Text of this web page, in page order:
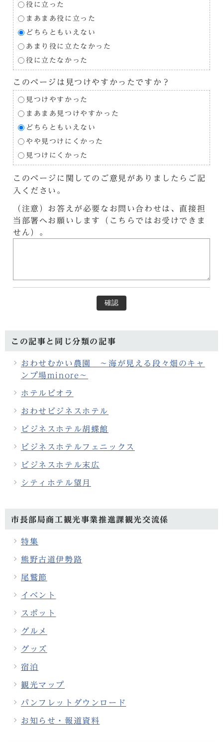
役に立った
まあまあ役に立った
どちらともいえない
あまり役に立たなかった
役に立たなかった
このページは見つけやすかったですか？
見つけやすかった
まあまあ見つけやすかった
どちらともいえない
やや見つけにくかった
見つけにくかった
このページに関してのご意見がありましたらご記
入ください。
（注意）お答えが必要なお問い合わせは、直接担
当部署へお願いします（こちらではお受けできま
せん）。
確認
この記事と同じ分類の記事
おわせむかい農園 ～海が見える段々畑のキャ
ンプ場minore～
ホテルビオラ
おわせビジネスホテル
ビジネスホテル胡蝶館
ビジネスホテルフェニックス
ビジネスホテル末広
シティホテル望月
市長部局商工観光事業推進課観光交流係
特集
熊野古道伊勢路
尾鷲節
イベント
スポット
グルメ
グッズ
宿泊
観光マップ
パンフレットダウンロード
お知らせ・報道資料